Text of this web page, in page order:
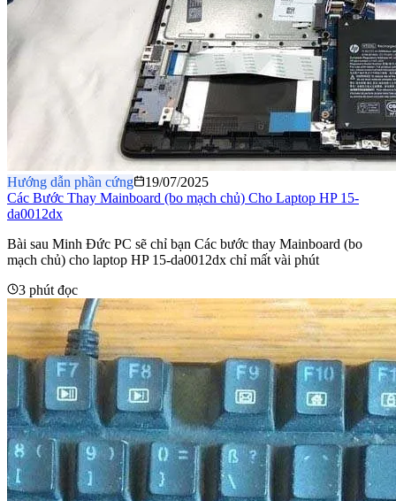
Hướng dẫn phần cứng
19/07/2025
Các Bước Thay Mainboard (bo mạch chủ) Cho Laptop HP 15-
da0012dx
Bài sau Minh Đức PC sẽ chỉ bạn Các bước thay Mainboard (bo
mạch chủ) cho laptop HP 15-da0012dx chỉ mất vài phút
3 phút đọc